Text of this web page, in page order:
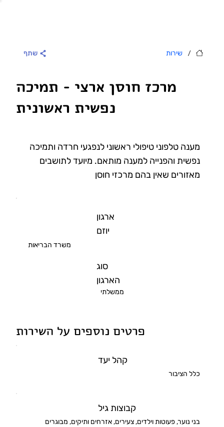
/ שירות
מרכז חוסן ארצי - תמיכה
נפשית ראשונית
שתף
מענה טלפוני טיפולי ראשוני לנפגעי חרדה ותמיכה
נפשית והפנייה למענה מותאם. מיועד לתושבים
מאזורים שאין בהם מרכזי חוסן
ארגון
יוזם
משרד הבריאות
סוג
הארגון
ממשלתי
קהל יעד
כלל הציבור
קבוצות גיל
בני נוער, פעוטות וילדים, צעירים, אזרחים ותיקים, מבוגרים
פרטים נוספים על השירות